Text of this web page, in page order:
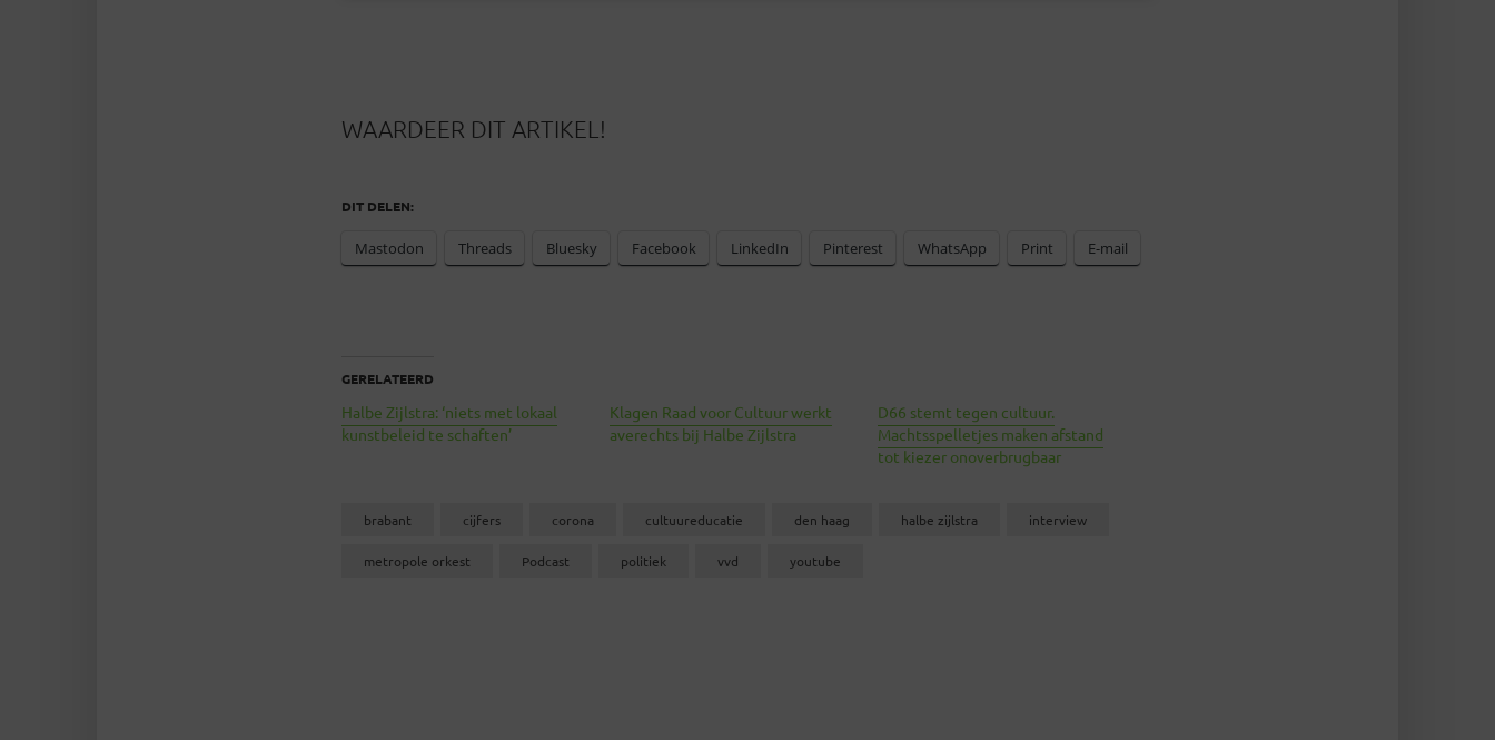
WAARDEER DIT ARTIKEL!
DIT DELEN:
Mastodon Threads Bluesky Facebook LinkedIn Pinterest WhatsApp Print E-mail
GERELATEERD
Halbe Zijlstra: ‘niets met lokaal
kunstbeleid te schaften’
Klagen Raad voor Cultuur werkt
averechts bij Halbe Zijlstra
D66 stemt tegen cultuur.
Machtsspelletjes maken afstand
tot kiezer onoverbrugbaar
brabant cijfers corona cultuureducatie den haag halbe zijlstra interview
metropole orkest Podcast politiek vvd youtube